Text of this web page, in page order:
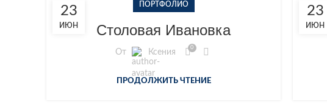
23
ИЮН
ПОРТФОЛИО
Столовая Ивановка
От Ксения 0
ПРОДОЛЖИТЬ ЧТЕНИЕ
23
ИЮН